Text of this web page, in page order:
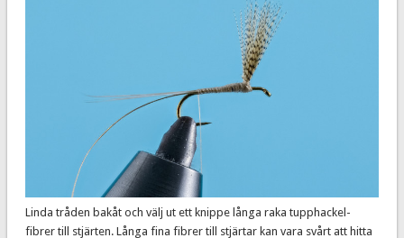
Linda tråden bakåt och välj ut ett knippe långa raka tupphackel-
fibrer till stjärten. Långa fina fibrer till stjärtar kan vara svårt att hitta